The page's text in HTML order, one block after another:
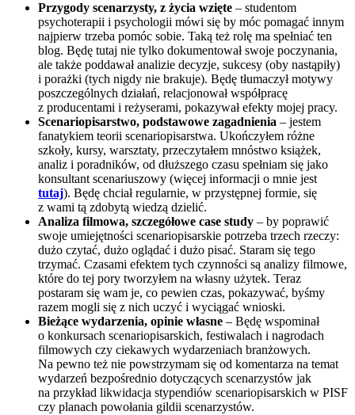
Przygody scenarzysty, z życia wzięte – studentom
psychoterapii i psychologii mówi się by móc pomagać innym
najpierw trzeba pomóc sobie. Taką też rolę ma spełniać ten
blog. Będę tutaj nie tylko dokumentował swoje poczynania,
ale także poddawał analizie decyzje, sukcesy (oby nastąpiły)
i porażki (tych nigdy nie brakuje). Będę tłumaczył motywy
poszczególnych działań, relacjonował współpracę
z producentami i reżyserami, pokazywał efekty mojej pracy.
Scenariopisarstwo, podstawowe zagadnienia – jestem
fanatykiem teorii scenariopisarstwa. Ukończyłem różne
szkoły, kursy, warsztaty, przeczytałem mnóstwo książek,
analiz i poradników, od dłuższego czasu spełniam się jako
konsultant scenariuszowy (więcej informacji o mnie jest
tutaj). Będę chciał regularnie, w przystępnej formie, się
z wami tą zdobytą wiedzą dzielić.
Analiza filmowa, szczegółowe case study – by poprawić
swoje umiejętności scenariopisarskie potrzeba trzech rzeczy:
dużo czytać, dużo oglądać i dużo pisać. Staram się tego
trzymać. Czasami efektem tych czynności są analizy filmowe,
które do tej pory tworzyłem na własny użytek. Teraz
postaram się wam je, co pewien czas, pokazywać, byśmy
razem mogli się z nich uczyć i wyciągać wnioski.
Bieżące wydarzenia, opinie własne – Będę wspominał
o konkursach scenariopisarskich, festiwalach i nagrodach
filmowych czy ciekawych wydarzeniach branżowych.
Na pewno też nie powstrzymam się od komentarza na temat
wydarzeń bezpośrednio dotyczących scenarzystów jak
na przykład likwidacja stypendiów scenariopisarskich w PISF
czy planach powołania gildii scenarzystów.